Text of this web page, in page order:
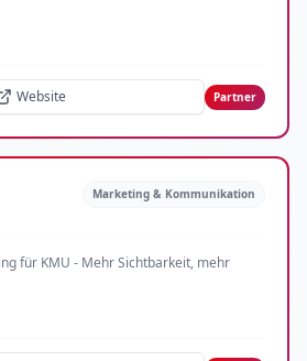
Website Partner
Marketing & Kommunikation
für KMU - Mehr Sichtbarkeit, mehr